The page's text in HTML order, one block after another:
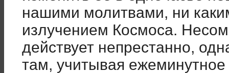
нашими молитвами, ни
излучением Космоса.
действует непрестанно,
там, учитывая